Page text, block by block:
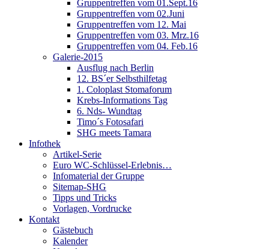
Gruppentreffen vom 01.Sept.16
Gruppentreffen vom 02.Juni
Gruppentreffen vom 12. Mai
Gruppentreffen vom 03. Mrz.16
Gruppentreffen vom 04. Feb.16
Galerie-2015
Ausflug nach Berlin
12. BS´er Selbsthilfetag
1. Coloplast Stomaforum
Krebs-Informations Tag
6. Nds- Wundtag
Timo´s Fotosafari
SHG meets Tamara
Infothek
Artikel-Serie
Euro WC-Schlüssel-Erlebnis…
Infomaterial der Gruppe
Sitemap-SHG
Tipps und Tricks
Vorlagen, Vordrucke
Kontakt
Gästebuch
Kalender